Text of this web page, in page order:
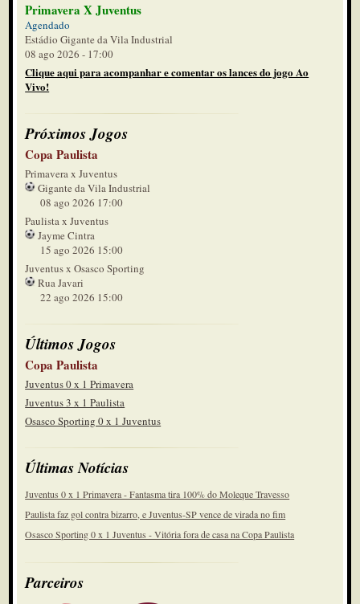
Primavera X Juventus
Agendado
Estádio Gigante da Vila Industrial
08 ago 2026 - 17:00
Clique aqui para acompanhar e comentar os lances do jogo Ao
Vivo!
Próximos Jogos
Copa Paulista
Primavera x Juventus
Gigante da Vila Industrial
08 ago 2026 17:00
Paulista x Juventus
Jayme Cintra
15 ago 2026 15:00
Juventus x Osasco Sporting
Rua Javari
22 ago 2026 15:00
Últimos Jogos
Copa Paulista
Juventus 0 x 1 Primavera
Juventus 3 x 1 Paulista
Osasco Sporting 0 x 1 Juventus
Últimas Notícias
Juventus 0 x 1 Primavera - Fantasma tira 100% do Moleque Travesso
Paulista faz gol contra bizarro, e Juventus-SP vence de virada no fim
Osasco Sporting 0 x 1 Juventus - Vitória fora de casa na Copa Paulista
Parceiros